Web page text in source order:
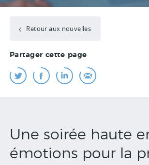
Retour aux nouvelles
Partager cette page
Une soirée haute
émotions pour la